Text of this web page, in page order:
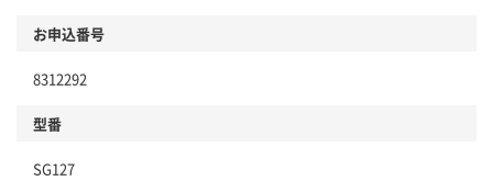
お申込番号
8312292
型番
SG127